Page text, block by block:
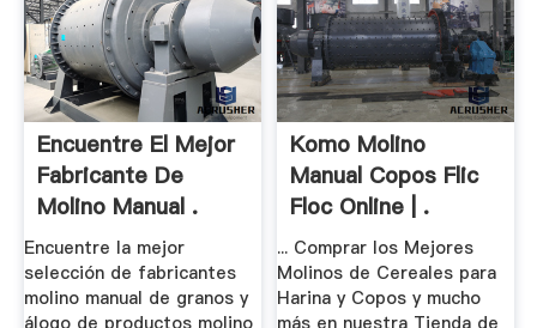
Encuentre El Mejor
Fabricante De
Molino Manual .
Encuentre la mejor
selección de fabricantes
molino manual de granos y
Komo Molino
Manual Copos Flic
Floc Online | .
... Comprar los Mejores
Molinos de Cereales para
Harina y Copos y mucho